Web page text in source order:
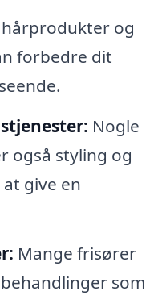
hårprodukter og
forbedre dit
Nogle
også styling og
give en
Mange frisører
som